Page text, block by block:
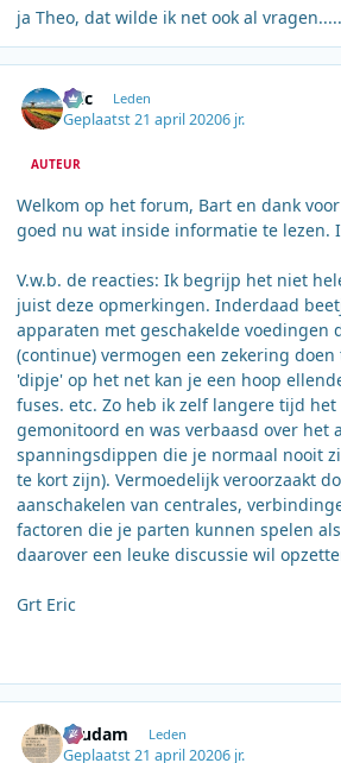
ja Theo, dat wilde ik net ook al
Eric Leden
Geplaatst21 april 20206 jr.
AUTEUR
Welkom op het forum, Bart en dank
goed nu wat inside informatie te lezen.
V.w.b. de reacties: Ik begrijp het niet
juist deze opmerkingen. Inderdaad
apparaten met geschakelde voedingen
(continue) vermogen een zekering doen
'dipje' op het net kan je een hoop
fuses. etc. Zo heb ik zelf langere tijd
gemonitoord en was verbaasd over het
spanningsdippen die je normaal nooit
te kort zijn). Vermoedelijk veroorzaakt
aanschakelen van centrales,
factoren die je parten kunnen spelen
daarover een leuke discussie wil
Grt Eric
ruudam Leden
Geplaatst21 april 20206 jr.